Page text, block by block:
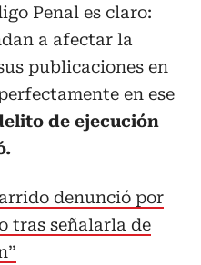
Penal es claro:
a afectar la
publicaciones en
en ese
de ejecución
denunció por
tras señalarla de